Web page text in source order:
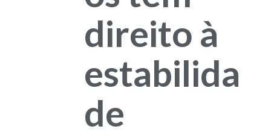
direito à
estabilida
de